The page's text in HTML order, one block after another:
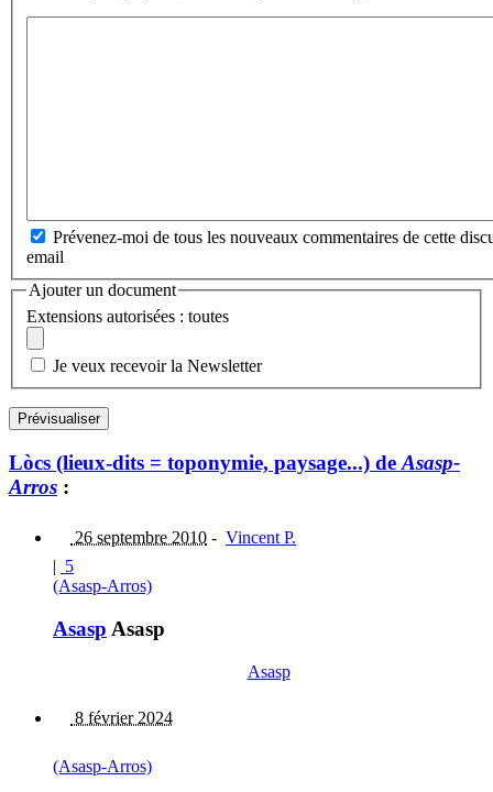
Prévenez-moi de tous les nouveaux commentaires de cette
email
Ajouter un document
Extensions autorisées : toutes
Je veux recevoir la Newsletter
Lòcs (lieux-dits = toponymie, paysage...) de Asasp-
Arros :
26 septembre 2010 - Vincent P.
| 5
(Asasp-Arros)
Asasp Asasp
Asasp
8 février 2024
(Asasp-Arros)